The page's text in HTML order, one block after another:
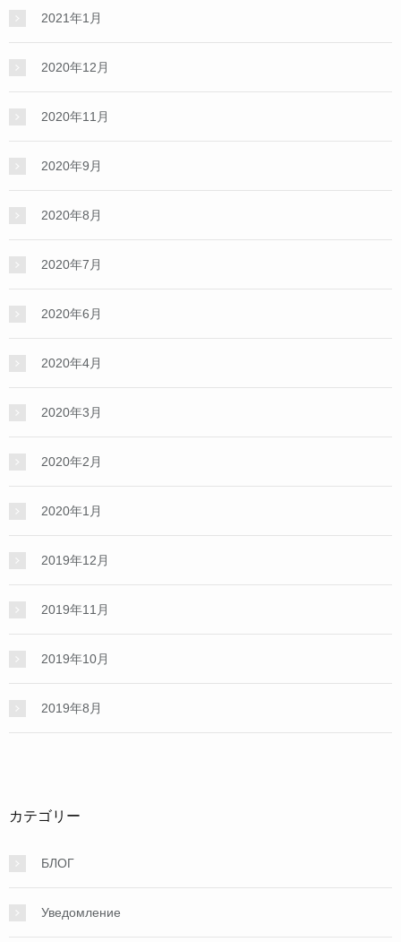
2021年1月
2020年12月
2020年11月
2020年9月
2020年8月
2020年7月
2020年6月
2020年4月
2020年3月
2020年2月
2020年1月
2019年12月
2019年11月
2019年10月
2019年8月
カテゴリー
БЛОГ
Уведомление